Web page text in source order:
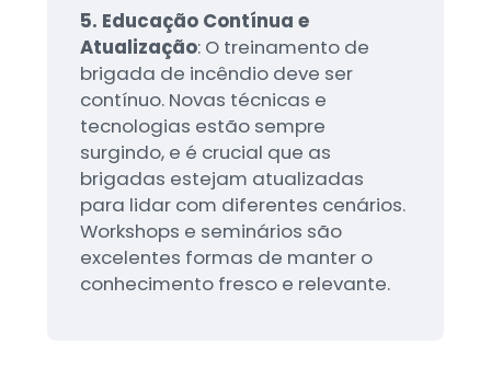
5. Educação Contínua e
Atualização: O treinamento de
brigada de incêndio deve ser
contínuo. Novas técnicas e
tecnologias estão sempre
surgindo, e é crucial que as
brigadas estejam atualizadas
para lidar com diferentes cenários.
Workshops e seminários são
excelentes formas de manter o
conhecimento fresco e relevante.